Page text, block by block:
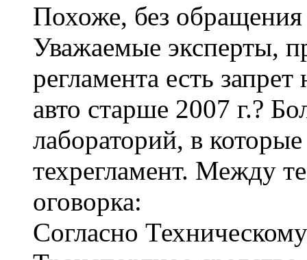
Похоже, без обращения
Уважаемые эксперты,
регламента есть
авто старше 2007 г.?
лабораторий, в
техрегламент. Между
оговорка:
Согласно